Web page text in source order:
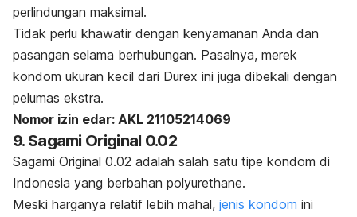
perlindungan maksimal.
Tidak perlu khawatir dengan kenyamanan Anda dan
pasangan selama berhubungan. Pasalnya, merek
kondom ukuran kecil dari Durex ini juga dibekali dengan
pelumas ekstra.
Nomor izin edar: AKL 21105214069
9. Sagami Original 0.02
Sagami Original 0.02 adalah salah satu tipe kondom di
Indonesia yang berbahan polyurethane.
Meski harganya relatif lebih mahal, jenis kondom ini